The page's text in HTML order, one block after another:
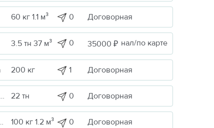
60 кг 1.1 м³ 0 Договорная
3.5 тн 37 м³ 0 35000 ₽ нал/по карте
200 кг 1 Договорная
Сельскохоз. продукция / Кормовые/пищевые добавки 22 тн 0 Договорная
виде 100 кг 1.2 м³ 0 Договорная